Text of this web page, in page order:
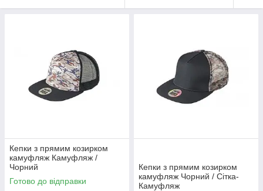
Кепки з прямим козирком
камуфляж Камуфляж /
Чорний
Готово до відправки
Кепки з прямим козирком
камуфляж Чорний / Сітка-
Камуфляж